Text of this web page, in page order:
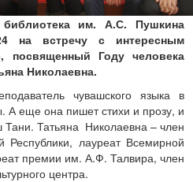
им. А.С. Пушкина
встречу с интересным
посвященный Году человека
Николаевна.
чувашского языка в
А еще она пишет стихи и прозу, и
Тани. Татьяна Николаевна – член
Республики, лауреат Всемирной
премии им. А.Ф. Талвира, член
центра.